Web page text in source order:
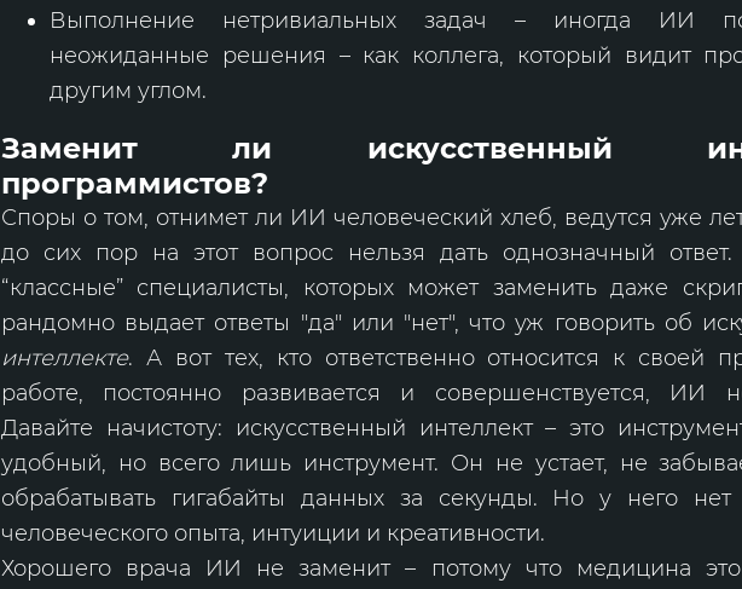
Выполнение нетривиальных задач – иногда ИИ
неожиданные решения – как коллега, который видит
другим углом.
Заменит ли искусственный
программистов?
Споры о том, отнимет ли ИИ человеческий хлеб, ведутся уже
до сих пор на этот вопрос нельзя дать однозначный ответ.
“классные” специалисты, которых может заменить даже
рандомно выдает ответы "да" или "нет", что уж говорить об
интеллекте. А вот тех, кто ответственно относится к своей
работе, постоянно развивается и совершенствуется, ИИ
Давайте начистоту: искусственный интеллект – это
удобный, но всего лишь инструмент. Он не устает, не
обрабатывать гигабайты данных за секунды. Но у него нет
человеческого опыта, интуиции и креативности.
Хорошего врача ИИ не заменит – потому что медицина